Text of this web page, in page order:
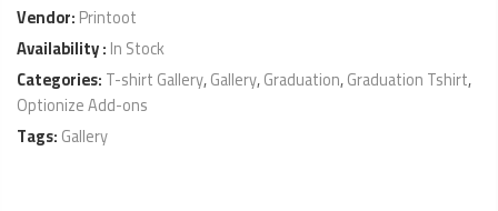
Vendor:Printoot
Availability :In Stock
Categories:T-shirt Gallery,Gallery,Graduation,Graduation Tshirt,
Optionize Add-ons
Tags:Gallery